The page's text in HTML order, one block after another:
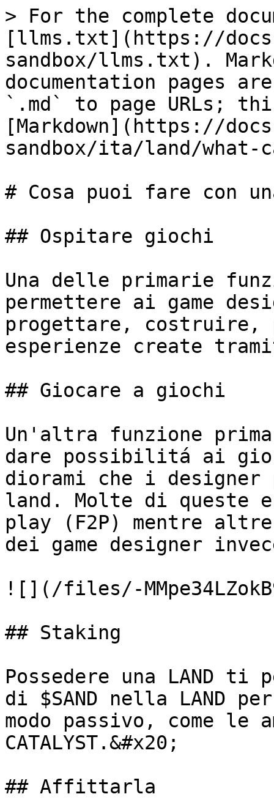
> For the complete
[llms.txt](https://
sandbox/llms.txt).
documentation pages
`.md` to page URLs;
[Markdown](https://
sandbox/ita/land/what-
# Cosa puoi fare con
## Ospitare giochi
Una delle primarie
permettere ai game
progettare, costruire,
esperienze create
## Giocare a giochi
Un'altra funzione
dare possibilitá ai
diorami che i designer
land. Molte di queste
play (F2P) mentre
dei game designer
![](/files/-
## Staking
Possedere una LAND
di $SAND nella LAND
modo passivo, come le
CATALYST.&#x20;
## Affittarla